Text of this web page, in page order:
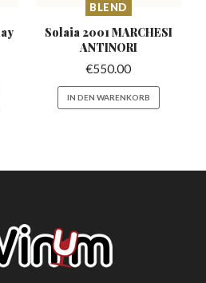
BLEND
Solaia 2001 MARCHESI
ANTINORI
€550.00
IN DEN WARENKORB